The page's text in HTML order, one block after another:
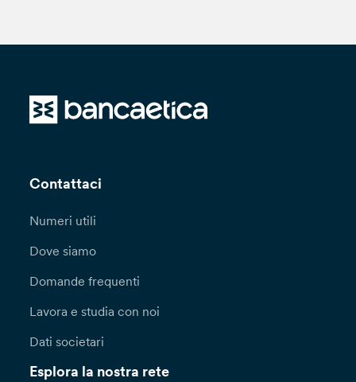
Contattaci
Numeri utili
Dove siamo
Domande frequenti
Lavora e studia con noi
Dati societari
Esplora la nostra rete